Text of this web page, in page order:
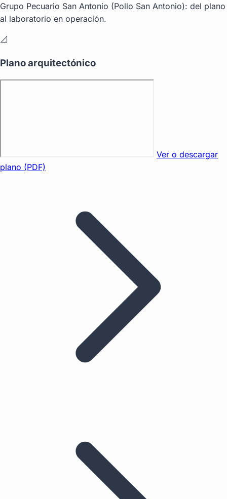
Grupo Pecuario San Antonio (Pollo San Antonio): del plano
al laboratorio en operación.
📐
Plano arquitectónico
Ver o descargar
plano (PDF)